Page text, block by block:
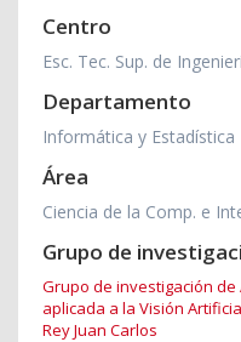
Centro
Esc. Tec. Sup. de
Departamento
Informática y Estadística
Área
Ciencia de la Comp. e
Grupo de
Grupo de investigación de
aplicada a la Visión
Rey Juan Carlos